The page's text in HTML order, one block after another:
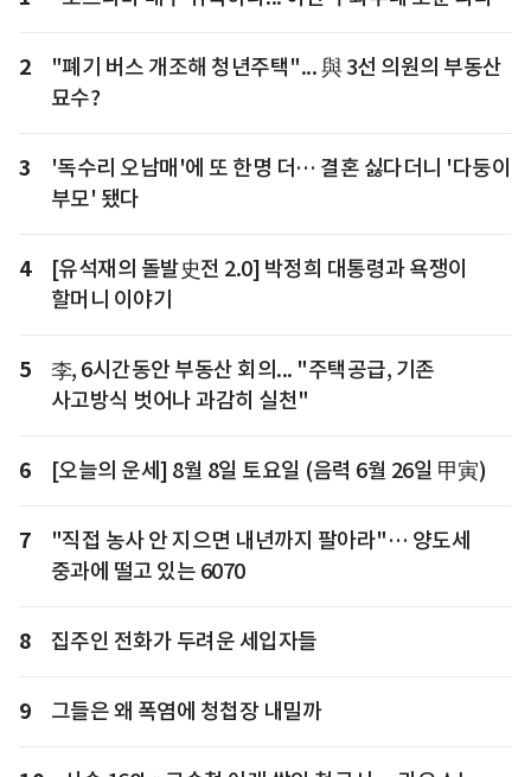
2
"폐기 버스 개조해 청년주택"... 與 3선 의원의 부동산
묘수?
3
'독수리 오남매'에 또 한명 더… 결혼 싫다더니 '다둥이
부모' 됐다
4
[유석재의 돌발史전 2.0] 박정희 대통령과 욕쟁이
할머니 이야기
5
李, 6시간동안 부동산 회의... "주택공급, 기존
사고방식 벗어나 과감히 실천"
6 [오늘의 운세] 8월 8일 토요일 (음력 6월 26일 甲寅)
7
"직접 농사 안 지으면 내년까지 팔아라"… 양도세
중과에 떨고 있는 6070
8 집주인 전화가 두려운 세입자들
9 그들은 왜 폭염에 청첩장 내밀까